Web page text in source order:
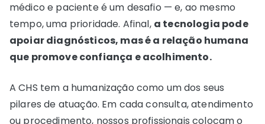
médico e paciente é um desafio — e, ao mesmo
tempo, uma prioridade. Afinal, a tecnologia pode
apoiar diagnósticos, mas é a relação humana
que promove confiança e acolhimento.
A CHS tem a humanização como um dos seus
pilares de atuação. Em cada consulta, atendimento
ou procedimento, nossos profissionais colocam o